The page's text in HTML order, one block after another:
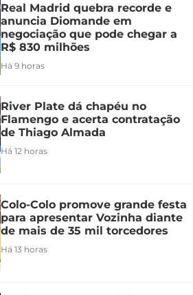
Real Madrid quebra recorde e
anuncia Diomande em
negociação que pode chegar a
R$ 830 milhões
Há 9 horas
River Plate dá chapéu no
Flamengo e acerta contratação
de Thiago Almada
Há 12 horas
Colo-Colo promove grande festa
para apresentar Vozinha diante
de mais de 35 mil torcedores
Há 13 horas